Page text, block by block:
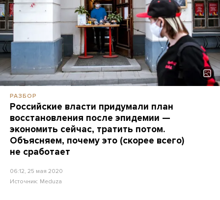
РАЗБОР
Российские власти придумали план
восстановления после эпидемии —
экономить сейчас, тратить потом.
Объясняем, почему это (скорее всего)
не сработает
06:12, 25 мая 2020
Источник: Meduza